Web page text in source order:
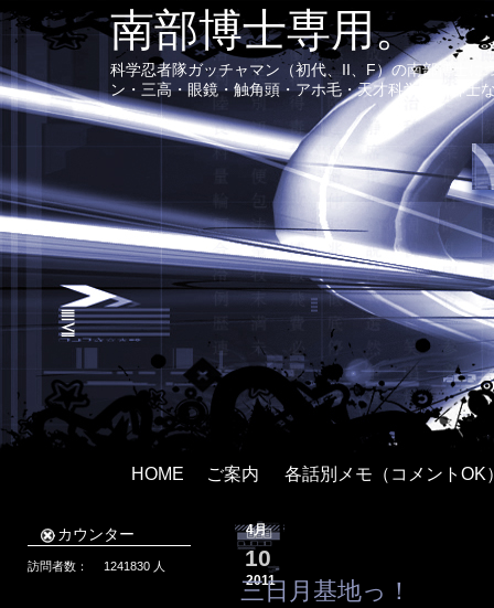
南部博士専用。
科学忍者隊ガッチャマン（初代、II、F）の南部博士
ン・三高・眼鏡・触角頭・アホ毛・天才科学者で紳士
HOME ご案内 各話別メモ（コメントOK
カウンター
訪問者数： 1241830人
4月
10
2011
三日月基地っ！